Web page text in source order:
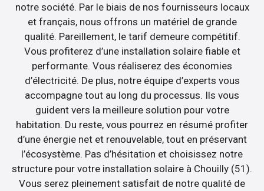
notre société. Par le biais de nos fournisseurs locaux
et français, nous offrons un matériel de grande
qualité. Pareillement, le tarif demeure compétitif.
Vous profiterez d’une installation solaire fiable et
performante. Vous réaliserez des économies
d’électricité. De plus, notre équipe d’experts vous
accompagne tout au long du processus. Ils vous
guident vers la meilleure solution pour votre
habitation. Du reste, vous pourrez en résumé profiter
d’une énergie net et renouvelable, tout en préservant
l’écosystème. Pas d’hésitation et choisissez notre
structure pour votre installation solaire à Chouilly (51).
Vous serez pleinement satisfait de notre qualité de